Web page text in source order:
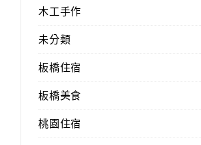
木工手作
未分類
板橋住宿
板橋美食
桃園住宿